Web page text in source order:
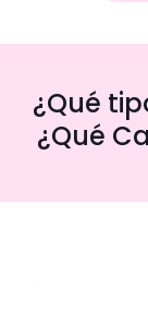
¿Qué
¿Qué